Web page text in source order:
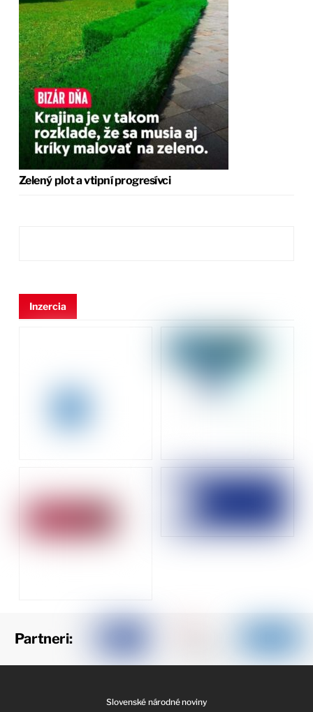
Zelený plot a vtipní progresívci
Inzercia
Partneri:
Slovenské národné noviny